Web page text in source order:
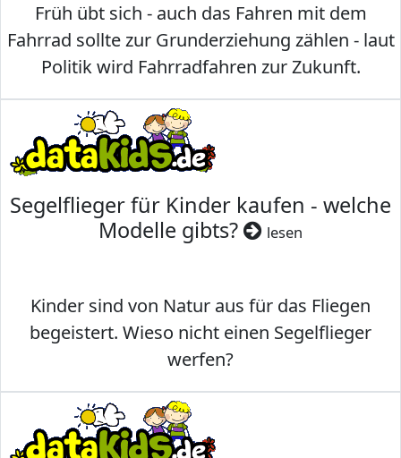
Früh übt sich - auch das Fahren mit dem
Fahrrad sollte zur Grunderziehung zählen - laut
Politik wird Fahrradfahren zur Zukunft.
Segelflieger für Kinder kaufen - welche
Modelle gibts?
lesen
Kinder sind von Natur aus für das Fliegen
begeistert. Wieso nicht einen Segelflieger
werfen?